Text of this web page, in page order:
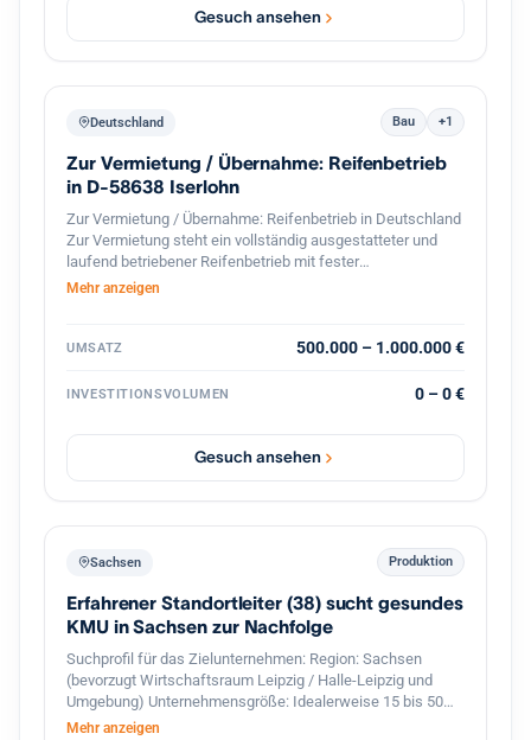
Gesuch ansehen
Deutschland Bau +1
Zur Vermietung / Übernahme: Reifenbetrieb
in D-58638 Iserlohn
Zur Vermietung / Übernahme: Reifenbetrieb in Deutschland
Zur Vermietung steht ein vollständig ausgestatteter und
laufend betriebener Reifenbetrieb mit fester
Kundenstruktur und etabliertem Geschäftsbetrieb. Der
ist komplett ausgestattet und sofort betriebsbereit.
Reifenmontage und Service aller Fahrzeugtypen(LKWs
auch Lkw problemlos einfahren können Hebebühnen und
professionelles Equipment für Fahrzeuge Bestehender
Kundenstamm und laufender Geschäftsbetrieb Gute Lage
sowie Zugang zum bestehenden Kundenstamm angeboten,
um einen reibungslosen Übergang und stabile Umsätze
sicherzustellen. Der Betrieb eignet sich ideal für Fachkräfte
oder Unternehmer im Reifen- und Kfz-Servicebereich, die
Mehr anzeigen
UMSATZ 500.000 – 1.000.000 €
INVESTITIONSVOLUMEN 0 – 0 €
Gesuch ansehen
Sachsen Produktion
Erfahrener Standortleiter (38) sucht gesundes
KMU in Sachsen zur Nachfolge
Suchprofil für das Zielunternehmen: Region: Sachsen
(bevorzugt Wirtschaftsraum Leipzig / Halle-Leipzig und
Umgebung) Unternehmensgröße: Idealerweise 15 bis 50
Mitarbeiter mit einer funktionierenden zweiten
Mehr anzeigen